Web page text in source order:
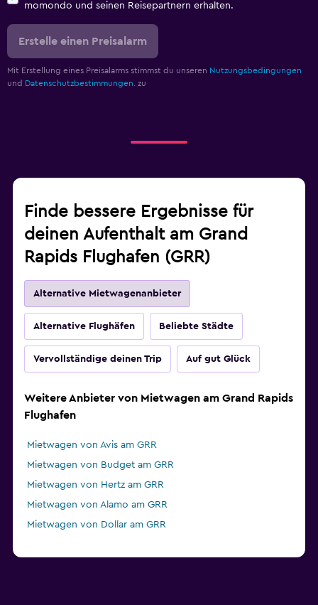
momondo und seinen Reisepartnern erhalten.
Erstelle einen Preisalarm
Mit Erstellung eines Preisalarms stimmst du unseren Nutzungsbedingungen
und Datenschutzbestimmungen. zu
Finde bessere Ergebnisse für
deinen Aufenthalt am Grand
Rapids Flughafen (GRR)
Alternative Mietwagenanbieter
Alternative Flughäfen Beliebte Städte
Vervollständige deinen Trip Auf gut Glück
Weitere Anbieter von Mietwagen am Grand Rapids
Flughafen
Mietwagen von Avis am GRR
Mietwagen von Budget am GRR
Mietwagen von Hertz am GRR
Mietwagen von Alamo am GRR
Mietwagen von Dollar am GRR